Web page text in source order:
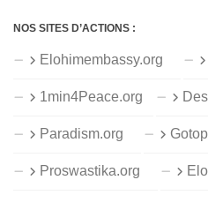
NOS SITES D’ACTIONS :
Elohimembassy.org
1min4Peace.org
Paradism.org
Proswastika.org